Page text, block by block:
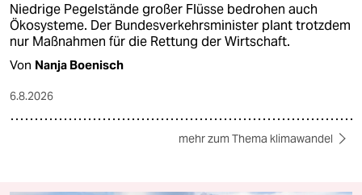
Niedrige Pegelstände großer Flüsse bedrohen auch
Ökosysteme. Der Bundesverkehrsminister plant trotzdem
nur Maßnahmen für die Rettung der Wirtschaft.
Von Nanja Boenisch
6.8.2026
mehr zum Thema klimawandel